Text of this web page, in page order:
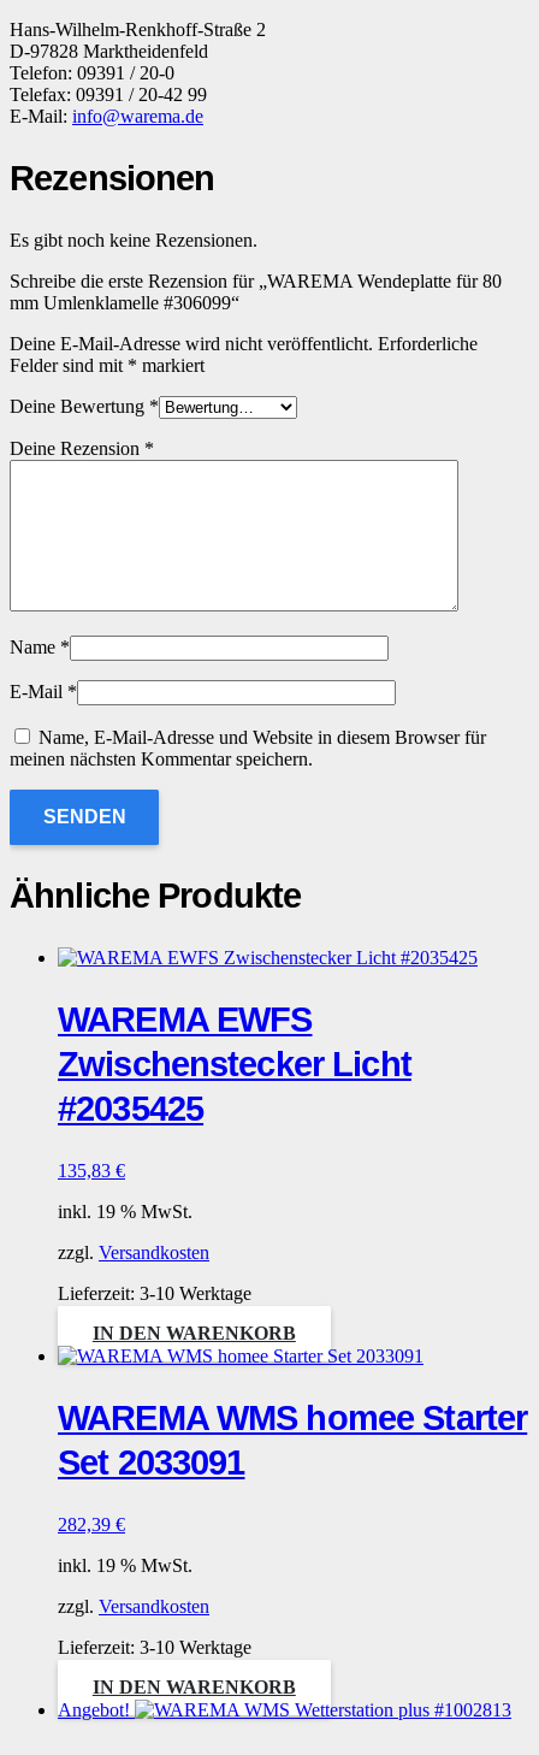
Hans-Wilhelm-Renkhoff-Straße 2
D-97828 Marktheidenfeld
Telefon: 09391 / 20-0
Telefax: 09391 / 20-42 99
E-Mail: info@warema.de
Rezensionen
Es gibt noch keine Rezensionen.
Schreibe die erste Rezension für „WAREMA Wendeplatte für 80
mm Umlenklamelle #306099“
Deine E-Mail-Adresse wird nicht veröffentlicht. Erforderliche
Felder sind mit * markiert
Deine Bewertung *
Deine Rezension *
Name *
E-Mail *
Name, E-Mail-Adresse und Website in diesem Browser für
meinen nächsten Kommentar speichern.
Ähnliche Produkte
WAREMA EWFS
Zwischenstecker Licht
#2035425
135,83 €
inkl. 19 % MwSt.
zzgl. Versandkosten
Lieferzeit: 3-10 Werktage
IN DEN WARENKORB
WAREMA WMS homee Starter
Set 2033091
282,39 €
inkl. 19 % MwSt.
zzgl. Versandkosten
Lieferzeit: 3-10 Werktage
IN DEN WARENKORB
Angebot!